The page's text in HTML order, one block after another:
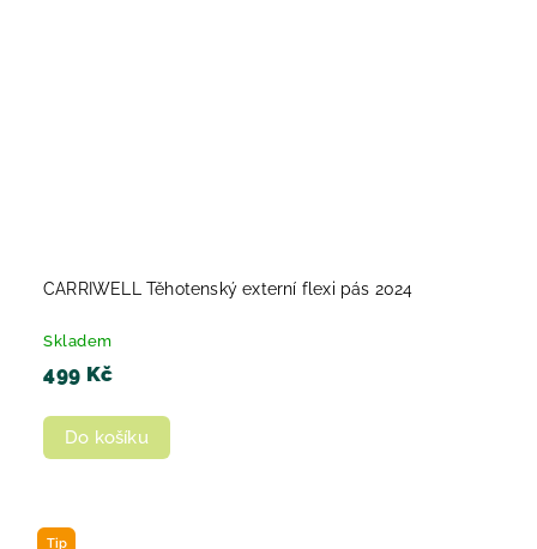
CARRIWELL Těhotenský externí flexi pás 2024
Skladem
499 Kč
Do košíku
Tip